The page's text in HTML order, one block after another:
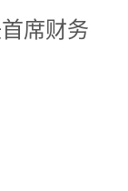
首席财务